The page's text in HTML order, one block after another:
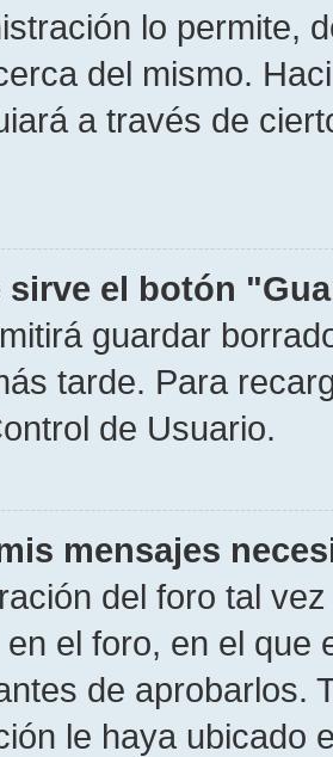
lo permite,
del mismo.
a través de
sirve el botón
guardar
tarde. Para
de Usuario.
mensajes
del foro tal
el foro, en el
de aprobarlos.
le haya ubicado